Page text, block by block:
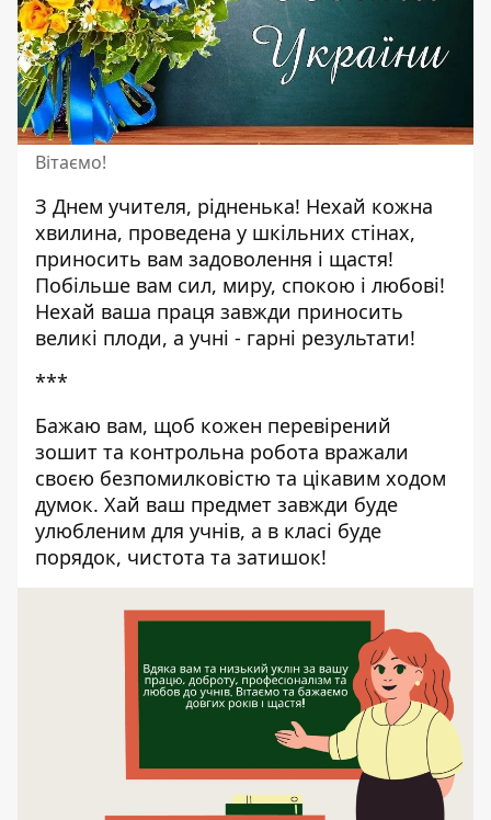
Вітаємо!
З Днем учителя, рідненька! Нехай кожна
хвилина, проведена у шкільних стінах,
приносить вам задоволення і щастя!
Побільше вам сил, миру, спокою і любові!
Нехай ваша праця завжди приносить
великі плоди, а учні - гарні результати!
***
Бажаю вам, щоб кожен перевірений
зошит та контрольна робота вражали
своєю безпомилковістю та цікавим ходом
думок. Хай ваш предмет завжди буде
улюбленим для учнів, а в класі буде
порядок, чистота та затишок!